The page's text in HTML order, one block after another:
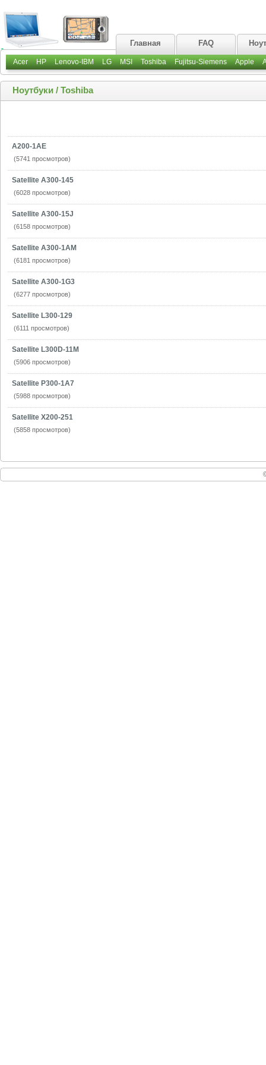
Главная FAQ
Acer HP Lenovo-IBM LG MSI Toshiba Fujitsu-Siemens Apple
Ноутбуки / Toshiba
A200-1AE
(5741 просмотров)
Satellite A300-145
(6028 просмотров)
Satellite A300-15J
(6158 просмотров)
Satellite A300-1AM
(6181 просмотров)
Satellite A300-1G3
(6277 просмотров)
Satellite L300-129
(6111 просмотров)
Satellite L300D-11M
(5906 просмотров)
Satellite P300-1A7
(5988 просмотров)
Satellite X200-251
(5858 просмотров)